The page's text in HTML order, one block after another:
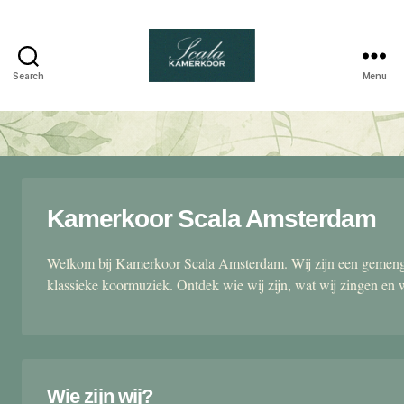
Search
kamerkoor
Menu
Kamerkoor Scala Amsterdam
Welkom bij Kamerkoor Scala Amsterdam. Wij zijn een
klassieke koormuziek. Ontdek wie wij zijn, wat wij zingen en
Wie zijn wij?